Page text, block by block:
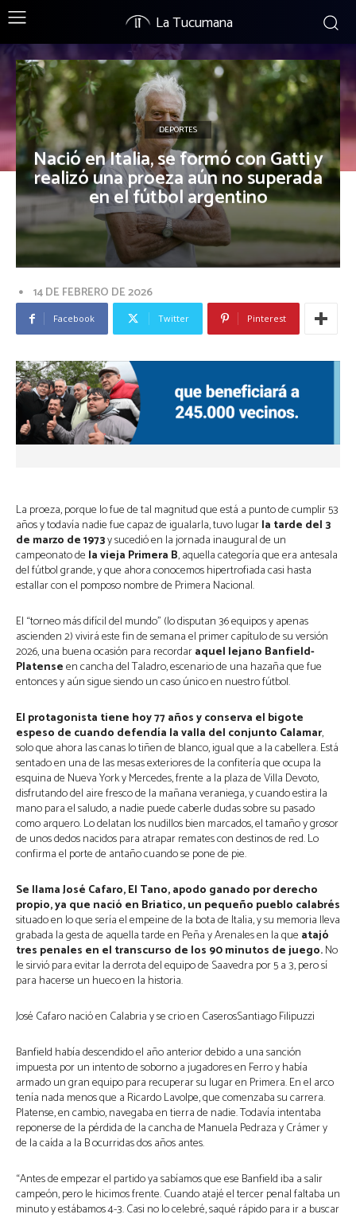
La Tucumana
DEPORTES
Nació en Italia, se formó con Gatti y
realizó una proeza aún no superada
en el fútbol argentino
14 DE FEBRERO DE 2026
Facebook Twitter Pinterest
La proeza, porque lo fue de tal magnitud que está a punto de cumplir 53
años y todavía nadie fue capaz de igualarla, tuvo lugarla tarde del 3
de marzo de 1973y sucedió en la jornada inaugural de un
campeonato de la vieja Primera B, aquella categoría que era antesala
del fútbol grande, y que ahora conocemos hipertrofiada casi hasta
estallar con el pomposo nombre de Primera Nacional.
El “torneo más difícil del mundo” (lo disputan 36 equipos y apenas
ascienden 2) vivirá este fin de semana el primer capítulo de su versión
2026, una buena ocasión para recordaraquel lejano Banfield-
Platenseen cancha del Taladro, escenario de una hazaña que fue
entonces y aún sigue siendo un caso único en nuestro fútbol.
El protagonista tiene hoy 77 años y conserva el bigote
espeso de cuando defendía la valla del conjunto Calamar,
solo que ahora las canas lo tiñen de blanco, igual que a la cabellera. Está
sentado en una de las mesas exteriores de la confitería que ocupa la
esquina de Nueva York y Mercedes, frente a la plaza de Villa Devoto,
disfrutando del aire fresco de la mañana veraniega, y cuando estira la
mano para el saludo, a nadie puede caberle dudas sobre su pasado
como arquero. Lo delatan los nudillos bien marcados, el tamaño y grosor
de unos dedos nacidos para atrapar remates con destinos de red. Lo
confirma el porte de antaño cuando se pone de pie.
Se llama José Cafaro, El Tano, apodo ganado por derecho
propio, ya que nació en Briatico, un pequeño pueblo calabrés
situado en lo que sería el empeine de la bota de Italia, y su memoria lleva
grabada la gesta de aquella tarde en Peña y Arenales en la que atajó
tres penales en el transcurso de los 90 minutos de juego.No
le sirvió para evitar la derrota del equipo de Saavedra por 5 a 3, pero sí
para hacerse un hueco en la historia.
José Cafaro nació en Calabria y se crio en CaserosSantiago Filipuzzi
Banfield había descendido el año anterior debido a una sanción
impuesta por un intento de soborno a jugadores en Ferro y había
armado un gran equipo para recuperar su lugar en Primera. En el arco
tenía nada menos que a Ricardo Lavolpe, que comenzaba su carrera.
Platense, en cambio, navegaba en tierra de nadie. Todavía intentaba
reponerse de la pérdida de la cancha de Manuela Pedraza y Crámer y
de la caída a la B ocurridas dos años antes.
“Antes de empezar el partido ya sabíamos que ese Banfield iba a salir
campeón, pero le hicimos frente. Cuando atajé el tercer penal faltaba un
minuto y estábamos 4-3. Casi no lo celebré, saqué rápido para ir a buscar